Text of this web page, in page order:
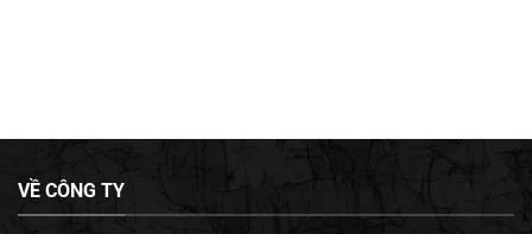
VỀ CÔNG TY